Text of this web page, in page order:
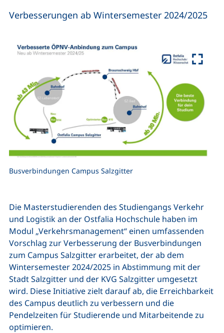
Verbesserungen ab Wintersemester 2024/2025
Busverbindungen Campus Salzgitter
Die Masterstudierenden des Studiengangs Verkehr
und Logistik an der Ostfalia Hochschule haben im
Modul „Verkehrsmanagement“ einen umfassenden
Vorschlag zur Verbesserung der Busverbindungen
zum Campus Salzgitter erarbeitet, der ab dem
Wintersemester 2024/2025 in Abstimmung mit der
Stadt Salzgitter und der KVG Salzgitter umgesetzt
wird. Diese Initiative zielt darauf ab, die Erreichbarkeit
des Campus deutlich zu verbessern und die
Pendelzeiten für Studierende und Mitarbeitende zu
optimieren.